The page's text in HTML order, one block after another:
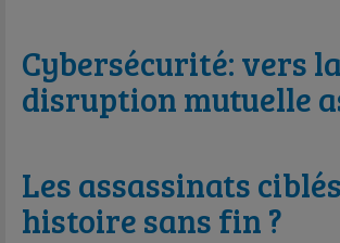
Cybersécurité: vers la
disruption mutuelle
Les assassinats
histoire sans fin ?